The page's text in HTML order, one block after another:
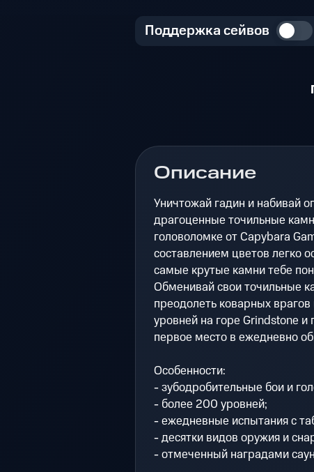
Поддержка сейвов
Описание
Уничтожай гадин и набивай
драгоценные точильные
головоломке от Capybara
составлением цветов легко
самые крутые камни тебе
Обменивай свои точильные
преодолеть коварных
уровней на горе Grindstone и
первое место в ежедневно
Особенности:
- зубодробительные бои и
- более 200 уровней;
- ежедневные испытания с
- десятки видов оружия и
- отмеченный наградами